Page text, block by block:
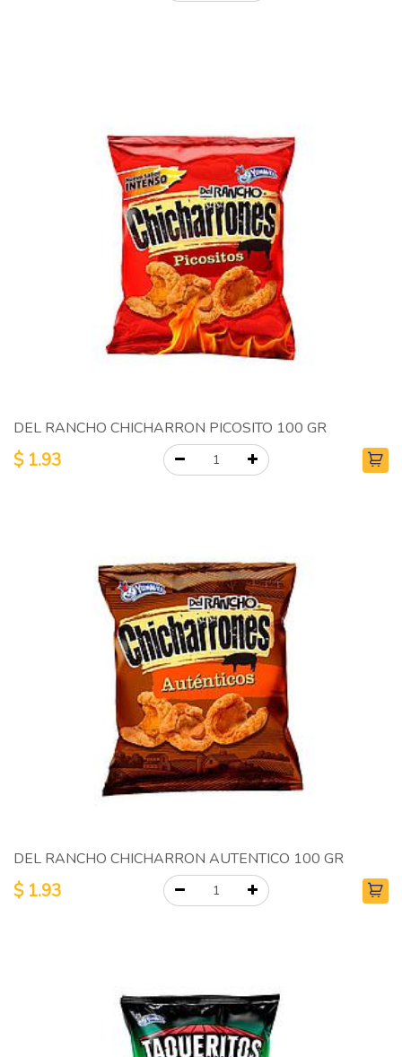
DEL RANCHO CHICHARRON PICOSITO 100 GR
$ 1.93
DEL RANCHO CHICHARRON AUTENTICO 100 GR
$ 1.93